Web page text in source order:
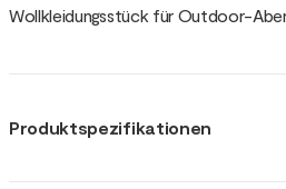
Wollkleidungsstück für Outdoor-
Produktspezifikationen